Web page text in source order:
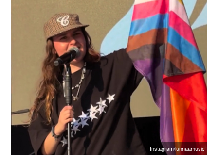
Instagram/lunnaamusic